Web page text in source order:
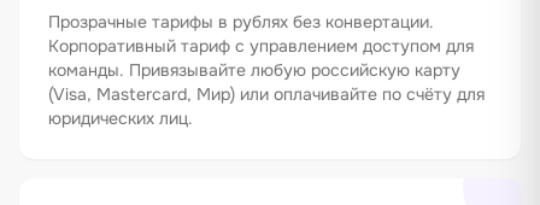
Прозрачные тарифы в рублях без конвертации.
Корпоративный тариф с управлением доступом для
команды. Привязывайте любую российскую карту
(Visa, Mastercard, Мир) или оплачивайте по счёту для
юридических лиц.